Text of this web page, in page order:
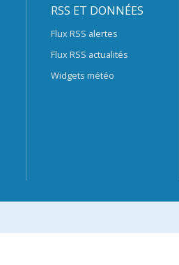
RSS ET DONNÉES
Flux RSS alertes
Flux RSS actualités
Widgets météo